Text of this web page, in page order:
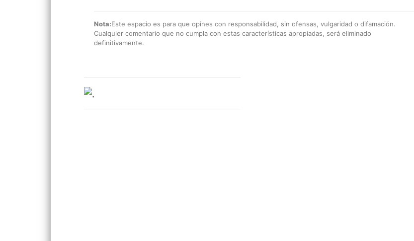
Nota:Este espacio es para que opines con responsabilidad, sin ofensas, vulgaridad o difamación.
Cualquier comentario que no cumpla con estas características apropiadas, será eliminado
definitivamente.